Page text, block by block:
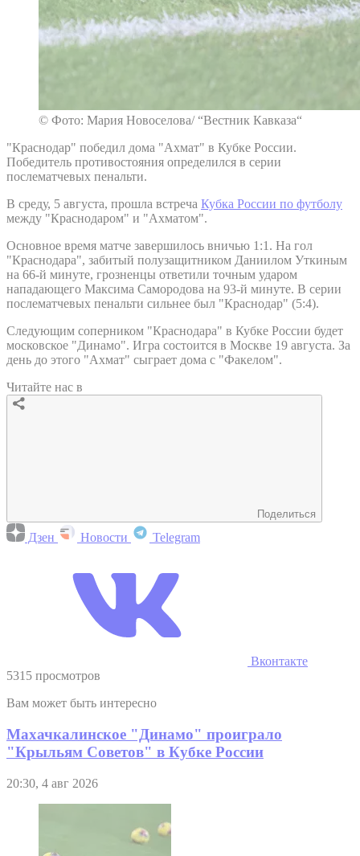
© Фото: Мария Новоселова/ “Вестник Кавказа“
"Краснодар" победил дома "Ахмат" в Кубке России.
Победитель противостояния определился в серии
послематчевых пенальти.
В среду, 5 августа, прошла встреча Кубка России по футболу
между "Краснодаром" и "Ахматом".
Основное время матче завершилось вничью 1:1. На гол
"Краснодара", забитый полузащитником Даниилом Уткиным
на 66-й минуте, грозненцы ответили точным ударом
нападающего Максима Самородова на 93-й минуте. В серии
послематчевых пенальти сильнее был "Краснодар" (5:4).
Следующим соперником "Краснодара" в Кубке России будет
московское "Динамо". Игра состоится в Москве 19 августа. За
день до этого "Ахмат" сыграет дома с "Факелом".
Читайте нас в
Поделиться
Дзен Новости Telegram
Вконтакте
5315 просмотров
Вам может быть интересно
Махачкалинское "Динамо" проиграло
"Крыльям Советов" в Кубке России
20:30, 4 авг 2026